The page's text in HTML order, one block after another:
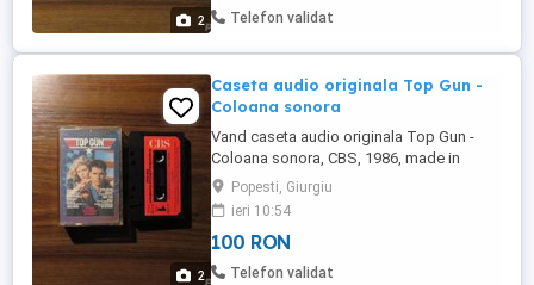
2
avans in cont bancar (Banca Transilvania)
Telefon validat
2
Caseta audio originala Top Gun -
Coloana sonora
Vand caseta audio originala Top Gun -
Coloana sonora, CBS, 1986, made in
Holland, banda CrO2. Pozele sunt reale.
PRETUL ESTE FIX. NU MA INTERESEAZA
SCHIMBURI! Pretul afisat nu include
transportul. Trimit in tara cu Fan Courier
doar cu plata in avans in cont bancar
Popesti, Giurgiu
ieri 10:54
100 RON
Telefon validat